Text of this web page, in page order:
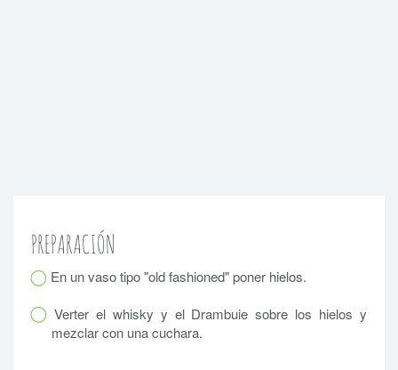
PREPARACIÓN
En un vaso tipo "old fashioned" poner hielos.
Verter el whisky y el Drambuie sobre los hielos y
mezclar con una cuchara.